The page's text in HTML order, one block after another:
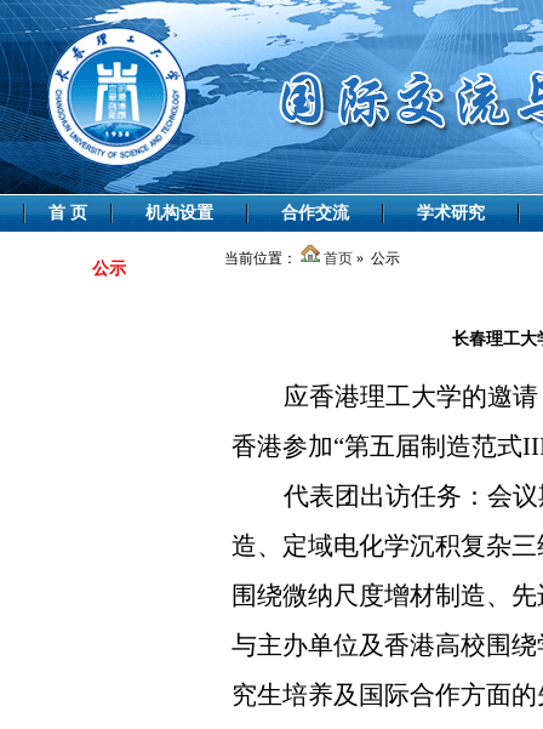
首 页 机构设置 合作交流 学术研究
公示
当前位置： 首页 » 公示
长春理工大
应香港理工大学的邀
香港参加“第五届制造范式
代表团出访任务： 会
造、定域电化学沉积复杂
围绕微纳尺度增材制造、
与主办单位及香港高校围
究生培养及国际合作方面